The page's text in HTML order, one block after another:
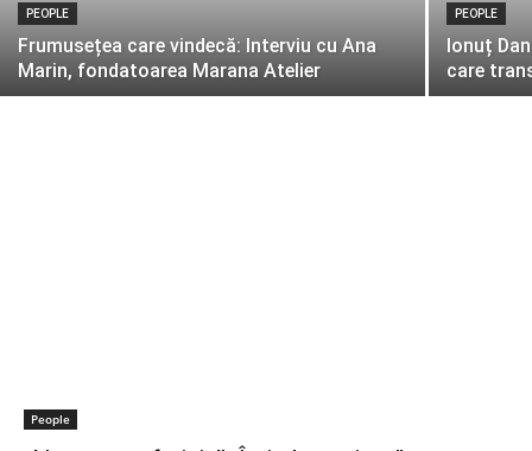
PEOPLE
Frumusețea care vindecă: Interviu cu Ana
Marin, fondatoarea Marana Atelier
PEOPLE
Ionuț
care
People